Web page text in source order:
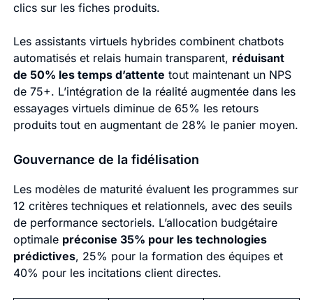
clics sur les fiches produits.
Les assistants virtuels hybrides combinent chatbots
automatisés et relais humain transparent, réduisant
de 50% les temps d’attente tout maintenant un NPS
de 75+. L’intégration de la réalité augmentée dans les
essayages virtuels diminue de 65% les retours
produits tout en augmentant de 28% le panier moyen.
Gouvernance de la fidélisation
Les modèles de maturité évaluent les programmes sur
12 critères techniques et relationnels, avec des seuils
de performance sectoriels. L’allocation budgétaire
optimale préconise 35% pour les technologies
prédictives, 25% pour la formation des équipes et
40% pour les incitations client directes.